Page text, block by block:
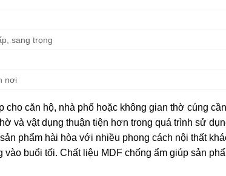
sang trọng
nơi
căn hộ, nhà phố hoặc không gian thờ cúng
và vật dụng thuận tiện hơn trong quá trình sử
phẩm hài hòa với nhiều phong cách nội thất
buổi tối. Chất liệu MDF chống ẩm giúp sản